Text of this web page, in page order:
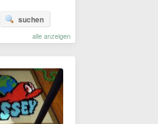
suchen
alle anzeigen